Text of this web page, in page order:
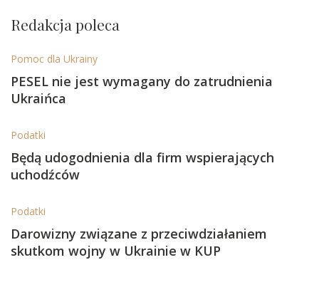
Redakcja poleca
Pomoc dla Ukrainy
PESEL nie jest wymagany do zatrudnienia
Ukraińca
Podatki
Będą udogodnienia dla firm wspierających
uchodźców
Podatki
Darowizny związane z przeciwdziałaniem
skutkom wojny w Ukrainie w KUP